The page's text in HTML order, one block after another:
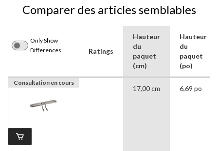
Comparer des articles semblables
Only Show
Differences
Ratings
Hauteur
du
paquet
(cm)
Hauteur
du
paquet
(po)
Consultation en cours
17,00 cm 6,69 po